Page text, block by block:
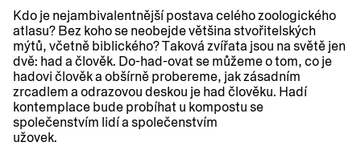
Kdo je nejambivalentnější postava celého zoologického
atlasu? Bez koho se neobejde většina stvořitelských
mýtů, včetně biblického? Taková zvířata jsou na světě jen
dvě: had a člověk. Do-had-ovat se můžeme o tom, co je
hadovi člověk a obšírně probereme, jak zásadním
zrcadlem a odrazovou deskou je had člověku. Hadí
kontemplace bude probíhat u kompostu se
společenstvím lidí a společenstvím
užovek.